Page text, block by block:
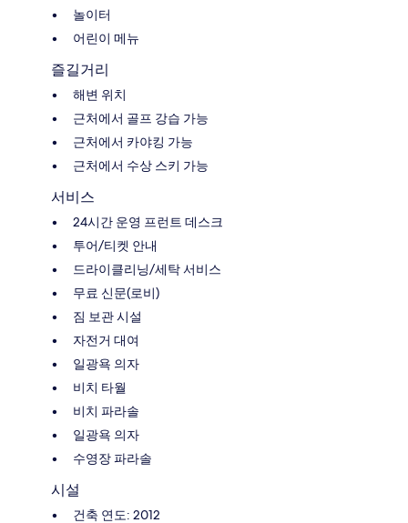
놀이터
어린이 메뉴
즐길거리
해변 위치
근처에서 골프 강습 가능
근처에서 카야킹 가능
근처에서 수상 스키 가능
서비스
24시간 운영 프런트 데스크
투어/티켓 안내
드라이클리닝/세탁 서비스
무료 신문(로비)
짐 보관 시설
자전거 대여
일광욕 의자
비치 타월
비치 파라솔
일광욕 의자
수영장 파라솔
시설
건축 연도: 2012